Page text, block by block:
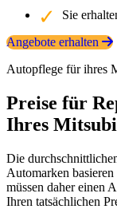
Sie
Angebote erhalten
Autopflege für ihres
Preise für
Ihres
Die
Automarken
müssen daher einen
Ihren tatsächlichen